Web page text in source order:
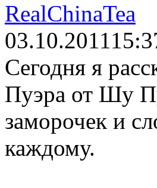
RealChinaTea
03.10.2011
Сегодня я
Пуэра от Шу
заморочек и
каждому.